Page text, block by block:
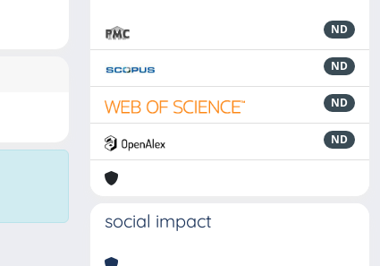
ND
ND
ND
ND
social impact